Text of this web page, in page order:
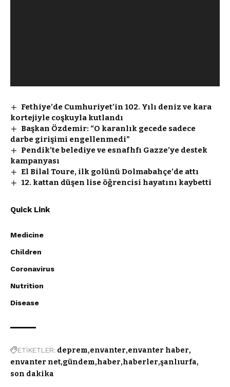
Fethiye’de Cumhuriyet’in 102. Yılı deniz ve kara
kortejiyle coşkuyla kutlandı
Başkan Özdemir: “O karanlık gecede sadece
darbe girişimi engellenmedi”
Pendik’te belediye ve esnafhfı Gazze’ye destek
kampanyası
El Bilal Toure, ilk golünü Dolmabahçe’de attı
12. kattan düşen lise öğrencisi hayatını kaybetti
Quick Link
Medicine
Children
Coronavirus
Nutrition
Disease
ETİKETLER: deprem envanter envanter haber
envanter net gündem haber haberler şanlıurfa
son dakika